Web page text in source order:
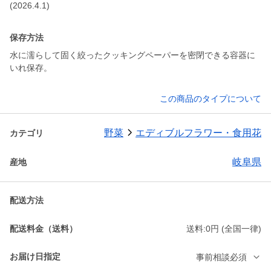
(2026.4.1)
保存方法
水に濡らして固く絞ったクッキングペーパーを密閉できる容器に
いれ保存。
この商品のタイプについて
カテゴリ 野菜 エディブルフラワー・食用花
産地 岐阜県
配送方法
配送料金（送料） 送料:0円 (全国一律)
お届け日指定 事前相談必須